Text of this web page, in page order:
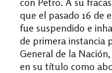
que el pasado 16 de
fue suspendido e
de primera instancia
General de la
en su título como